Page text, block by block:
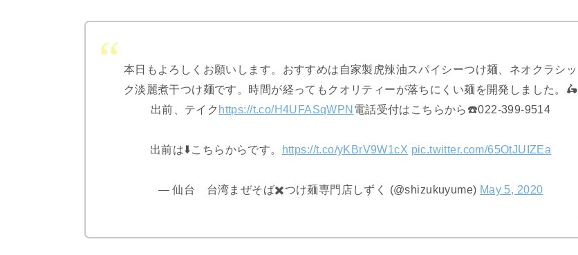
本日もよろしくお願いします。おすすめは自家製虎辣油スパイシーつけ麺、ネオクラシッ
ク淡麗煮干つけ麺です。時間が経ってもクオリティーが落ちにくい麺を開発しました。🛵
出前、テイク https://t.co/H4UFASqWPN電話受付はこちらから☎️022-399-9514
出前は⬇️こちらからです。 https://t.co/yKBrV9W1cX pic.twitter.com/65OtJUIZEa
— 仙台 台湾まぜそば✖️つけ麺専門店しずく (@shizukuyume) May 5, 2020